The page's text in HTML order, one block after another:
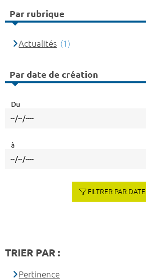
Par rubrique
Actualités (1)
Par date de création
Du
à
FILTRER PAR DATE
TRIER PAR :
Pertinence